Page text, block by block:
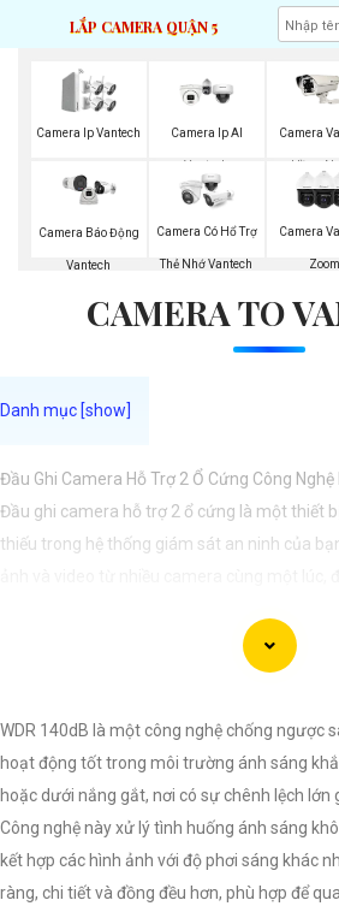
LẮP CAMERA QUẬN 5
Camera Ip Vantech Camera Ip AI
Vantech
Camera
Hồng
Camera Báo Động
Vantech
Camera Có Hổ Trợ
Thẻ Nhớ Vantech
Camera
Zoom
CAMERA TO
Đầu Ghi Camera Hỗ Trợ 2 Ổ Cứng Công
Đầu ghi camera hỗ trợ 2 ổ cứng là một thiết
thiếu trong hệ thống giám sát an ninh của
Công nghệ mới nhất được áp dụng vào đầu
hoạt động mạnh mẽ và ổn định. Khả năng
quan trọng.
Nếu bạn đang tìm kiếm một giải pháp giám
tiện lợi, đầu ghi camera hỗ trợ 2 ổ cứng công
chọn hoàn hảo cho nhu cầu của bạn. Hãy
bảo vệ và giám sát nhà ở, cửa hàng hoặc
chuyên nghiệp và hiệu quả nhất.
WDR 140dB là một công nghệ chống ngược
hoạt động tốt trong môi trường ánh sáng
hoặc dưới nắng gắt, nơi có sự chênh lệch lớn
Công nghệ này xử lý tình huống ánh sáng
kết hợp các hình ảnh với độ phơi sáng khác
ràng, chi tiết và đồng đều hơn, phù hợp để